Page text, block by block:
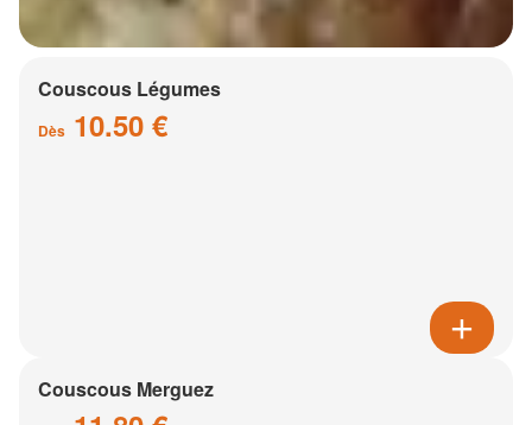
Couscous Légumes
Dès 10.50 €
Couscous Merguez